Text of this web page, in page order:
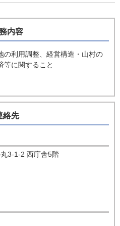
内容
の利用調整、経営構造・山村の
等に関すること
絡先
3-1-2 西庁舎5階